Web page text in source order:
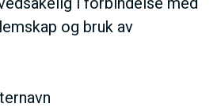
og bruk av